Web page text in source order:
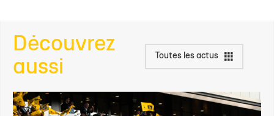
Découvrez
aussi
Toutes les actus